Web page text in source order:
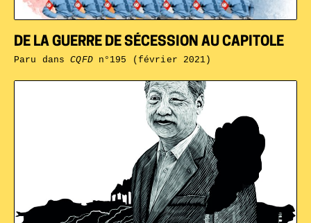
DE LA GUERRE DE SÉCESSION AU CAPITOLE
Paru dansCQFDn°195 (février 2021)